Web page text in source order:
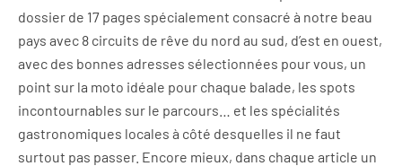
dossier de 17 pages spécialement consacré à notre beau
pays avec 8 circuits de rêve du nord au sud, d’est en ouest,
avec des bonnes adresses sélectionnées pour vous, un
point sur la moto idéale pour chaque balade, les spots
incontournables sur le parcours… et les spécialités
gastronomiques locales à côté desquelles il ne faut
surtout pas passer. Encore mieux, dans chaque article un